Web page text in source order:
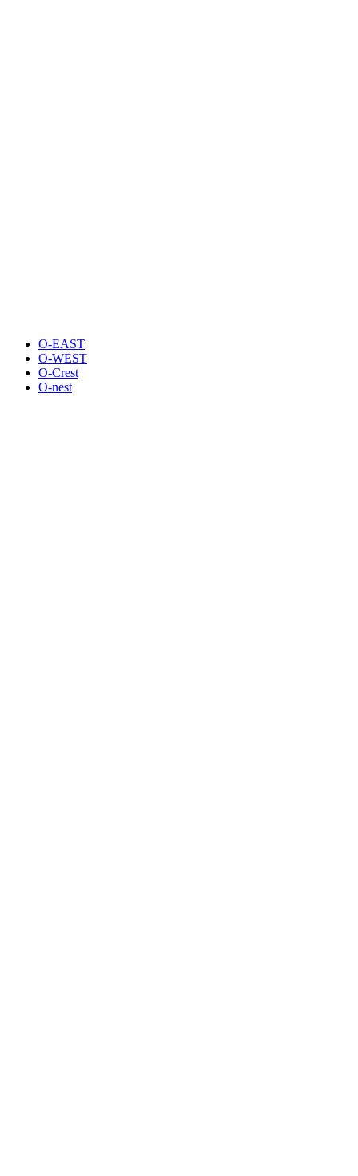
O-EAST
O-WEST
O-Crest
O-nest